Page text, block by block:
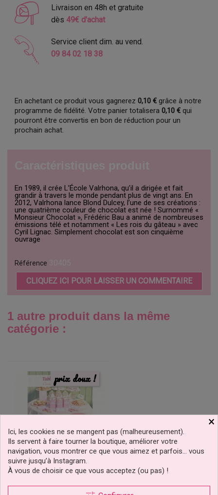
Livraison en 48h et gratuite
dès 49€ d'achat
Service client dim. au vend.
09 84 02 18 38
En achetant ce produit vous gagnerez 0,10 € grâce à notre
programme de fidélité. Votre panier totalisera 0,10 € qui
pourront être convertis en bon de réduction pour un
prochain achat.
En 1989, il crée L’École Valrhona, qu’il a dirigée et fait
grandir à travers le monde pendant plus de vingt ans. En
2012, Valrhona lance Blond Dulcey, l’une de ses créations :
une quatrième couleur de chocolat est née ! Surnommé «
Monsieur Chocolat », Frédéric Bau a animé de nombreuses
émissions télé et notamment « Les rois du gâteau » avec
Cyril Lignac. Simplement chocolat est son cinquième
ouvrage
Référence
CLIQUEZ ICI POUR LAISSER UN COMMENTAIRE
1 autre produit dans la même
catégorie :
Livre Tables De Douceurs
De Nadège LAURENT
prix doux !
×
Ici, les cookies ne se mangent pas (malheureusement).
Ils servent à faire tourner la boutique, améliorer votre
navigation, vous montrer ce que vous aimez et parfois… vous
suivre jusqu’à Instagram.
À vous de choisir ce que vous acceptez (ou pas) !